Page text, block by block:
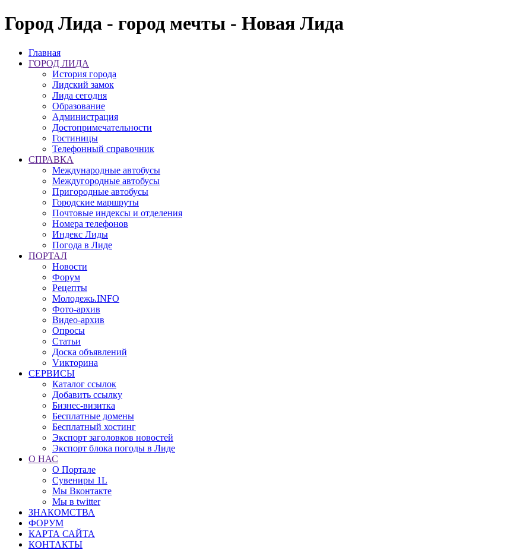
Город Лида - город мечты - Новая Лида
Главная
ГОРОД ЛИДА
История города
Лидский замок
Лида сегодня
Образование
Администрация
Достопримечательности
Гостиницы
Телефонный справочник
СПРАВКА
Международные автобусы
Междугородные автобусы
Пригородные автобусы
Городские маршруты
Почтовые индексы и отделения
Номера телефонов
Индекс Лиды
Погода в Лиде
ПОРТАЛ
Новости
Форум
Рецепты
Молодежь.INFO
Фото-архив
Видео-архив
Опросы
Статьи
Доска объявлений
Vикторина
СЕРВИСЫ
Каталог ссылок
Добавить ссылку
Бизнес-визитка
Бесплатные домены
Бесплатный хостинг
Экспорт заголовков новостей
Экспорт блока погоды в Лиде
О НАС
О Портале
Сувениры 1L
Мы Вконтакте
Мы в twitter
ЗНАКОМСТВА
ФОРУМ
КАРТА САЙТА
КОНТАКТЫ